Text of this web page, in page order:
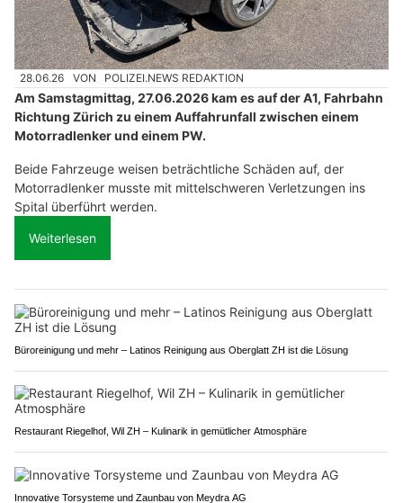
28.06.26 VON POLIZEI.NEWS REDAKTION
Am Samstagmittag, 27.06.2026 kam es auf der A1, Fahrbahn
Richtung Zürich zu einem Auffahrunfall zwischen einem
Motorradlenker und einem PW.
Beide Fahrzeuge weisen beträchtliche Schäden auf, der
Motorradlenker musste mit mittelschweren Verletzungen ins
Spital überführt werden.
Weiterlesen
Büroreinigung und mehr – Latinos Reinigung aus Oberglatt ZH ist die Lösung
Restaurant Riegelhof, Wil ZH – Kulinarik in gemütlicher Atmosphäre
Innovative Torsysteme und Zaunbau von Meydra AG